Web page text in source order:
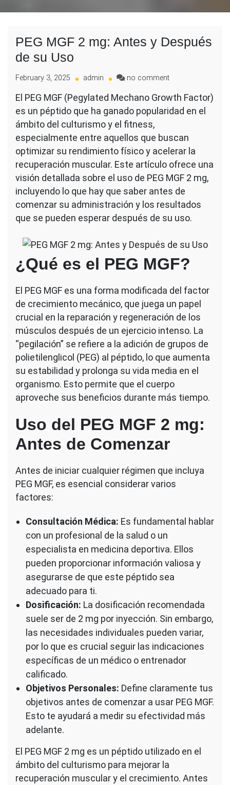
PEG MGF 2 mg: Antes y Después
de su Uso
February 3, 2025 admin no commenton
MGF
2
y
Después
de
su
Uso
El PEG MGF (Pegylated Mechano Growth Factor)
es un péptido que ha ganado popularidad en el
ámbito del culturismo y el fitness,
especialmente entre aquellos que buscan
optimizar su rendimiento físico y acelerar la
recuperación muscular. Este artículo ofrece una
visión detallada sobre el uso de PEG MGF 2 mg,
incluyendo lo que hay que saber antes de
comenzar su administración y los resultados
que se pueden esperar después de su uso.
¿Qué es el PEG MGF?
El PEG MGF es una forma modificada del factor
de crecimiento mecánico, que juega un papel
crucial en la reparación y regeneración de los
músculos después de un ejercicio intenso. La
“pegilación” se refiere a la adición de grupos de
polietilenglicol (PEG) al péptido, lo que aumenta
su estabilidad y prolonga su vida media en el
organismo. Esto permite que el cuerpo
aproveche sus beneficios durante más tiempo.
Uso del PEG MGF 2 mg:
Antes de Comenzar
Antes de iniciar cualquier régimen que incluya
PEG MGF, es esencial considerar varios
factores:
Consultación Médica: Es fundamental hablar
con un profesional de la salud o un
especialista en medicina deportiva. Ellos
pueden proporcionar información valiosa y
asegurarse de que este péptido sea
adecuado para ti.
Dosificación: La dosificación recomendada
suele ser de 2 mg por inyección. Sin embargo,
las necesidades individuales pueden variar,
por lo que es crucial seguir las indicaciones
específicas de un médico o entrenador
calificado.
Objetivos Personales: Define claramente tus
objetivos antes de comenzar a usar PEG MGF.
Esto te ayudará a medir su efectividad más
adelante.
El PEG MGF 2 mg es un péptido utilizado en el
ámbito del culturismo para mejorar la
recuperación muscular y el crecimiento. Antes